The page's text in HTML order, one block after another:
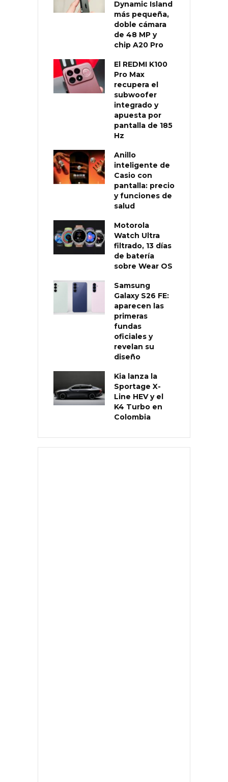
Dynamic Island
más pequeña,
doble cámara
de 48 MP y
chip A20 Pro
El REDMI K100
Pro Max
recupera el
subwoofer
integrado y
apuesta por
pantalla de 185
Hz
Anillo
inteligente de
Casio con
pantalla: precio
y funciones de
salud
Motorola
Watch Ultra
filtrado, 13 días
de batería
sobre Wear OS
Samsung
Galaxy S26 FE:
aparecen las
primeras
fundas
oficiales y
revelan su
diseño
Kia lanza la
Sportage X-
Line HEV y el
K4 Turbo en
Colombia